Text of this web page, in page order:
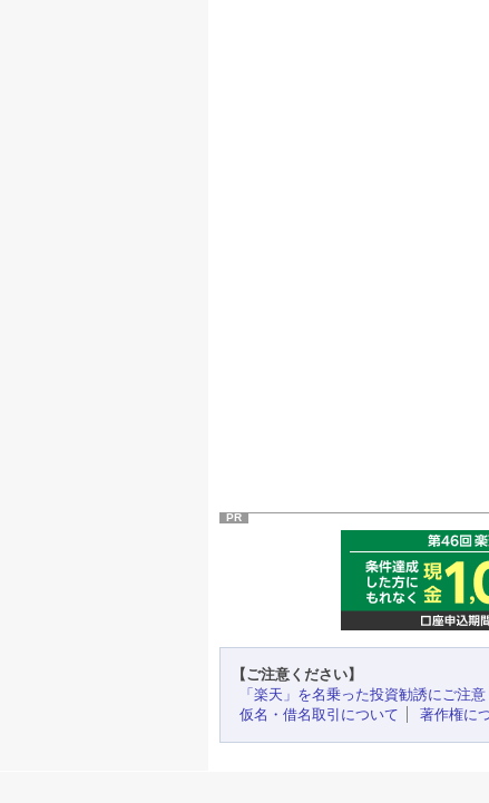
PR
【ご注意ください】
「楽天」を名乗った投資勧誘にご注
仮名・借名取引について
著作権に